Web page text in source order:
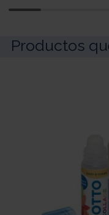
Productos